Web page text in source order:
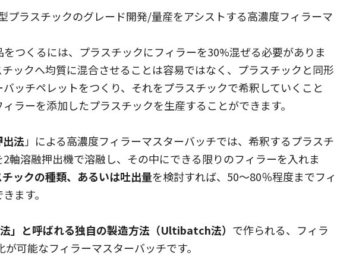
ラスチックのグレード開発/量産をアシストする高濃度フィラーマ
つくるには、プラスチックにフィラーを30%混ぜる必要がありま
ックへ均質に混合させることは容易ではなく、プラスチックと同形
ッチペレットをつくり、それをプラスチックで希釈していくこと
ラーを添加したプラスチックを生産することができます。
法 」による高濃度フィラーマスターバッチでは、希釈するプラスチ
軸溶融押出機で溶融し、その中にできる限りのフィラーを入れま
ックの種類、あるいは吐出量を検討すれば、50～80％程度までフィ
ます。
法」と呼ばれる独自の製造方法（Ultibatch法） で作られる、フィラ
が可能なフィラーマスターバッチです。